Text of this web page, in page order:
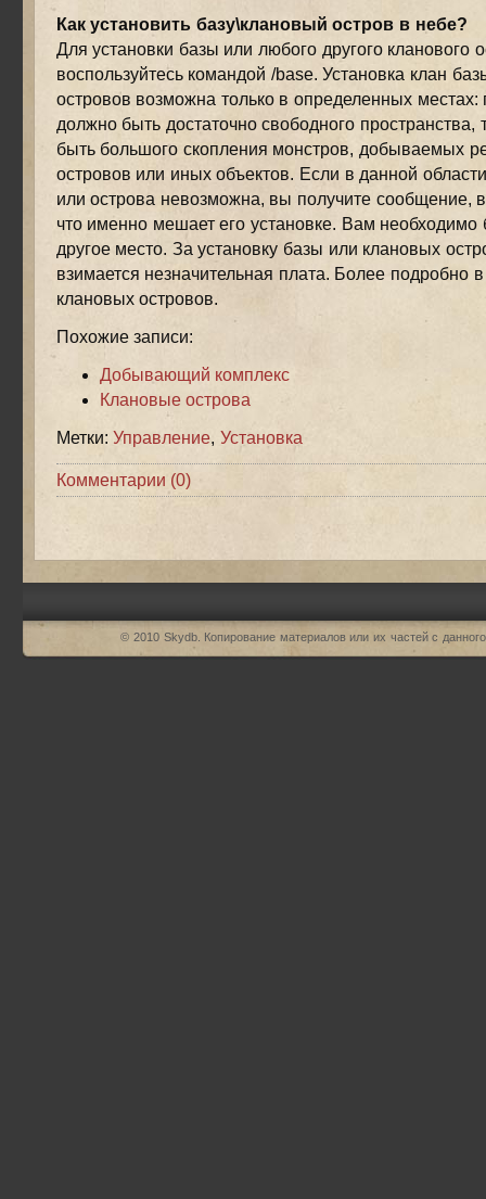
Как установить базу\клановый остров в небе?
Для установки базы или любого другого кланового
воспользуйтесь командой /base. Установка клан
островов возможна только в определенных местах:
должно быть достаточно свободного пространства,
быть большого скопления монстров, добываемых
островов или иных объектов. Если в данной
или острова невозможна, вы получите сообщение,
что именно мешает его установке. Вам необходимо
другое место. За установку базы или клановых
взимается незначительная плата. Более подробно
клановых островов.
Похожие записи:
Добывающий комплекс
Клановые острова
Метки:Управление, Установка
Комментарии (0)
© 2010 Skydb. Копирование материалов или их частей с